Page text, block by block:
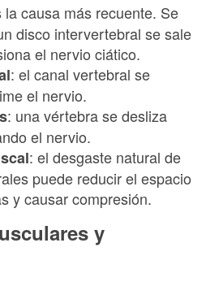
la causa más recuente. Se
disco intervertebral se sale
el nervio ciático.
: el canal vertebral se
el nervio.
: una vértebra se desliza
el nervio.
: el desgaste natural de
puede reducir el espacio
y causar compresión.
y